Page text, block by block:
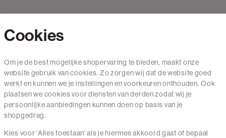
Mail ons
020 - 3412 650
Van maandag t/m vrijdag van 8.30 uur tot 18.00 uur.
Cookies
Om je de best mogelijke shopervaring te bieden, maakt onze
website gebruik van cookies. Zo zorgen wij dat de website goed
werkt en kunnen we je instellingen en voorkeuren onthouden. Ook
plaatsen we cookies voor diensten van derden zodat wij je
persoonlijke aanbiedingen kunnen doen op basis van je
shopgedrag.
Kies voor 'Alles toestaan' als je hiermee akkoord gaat of bepaal